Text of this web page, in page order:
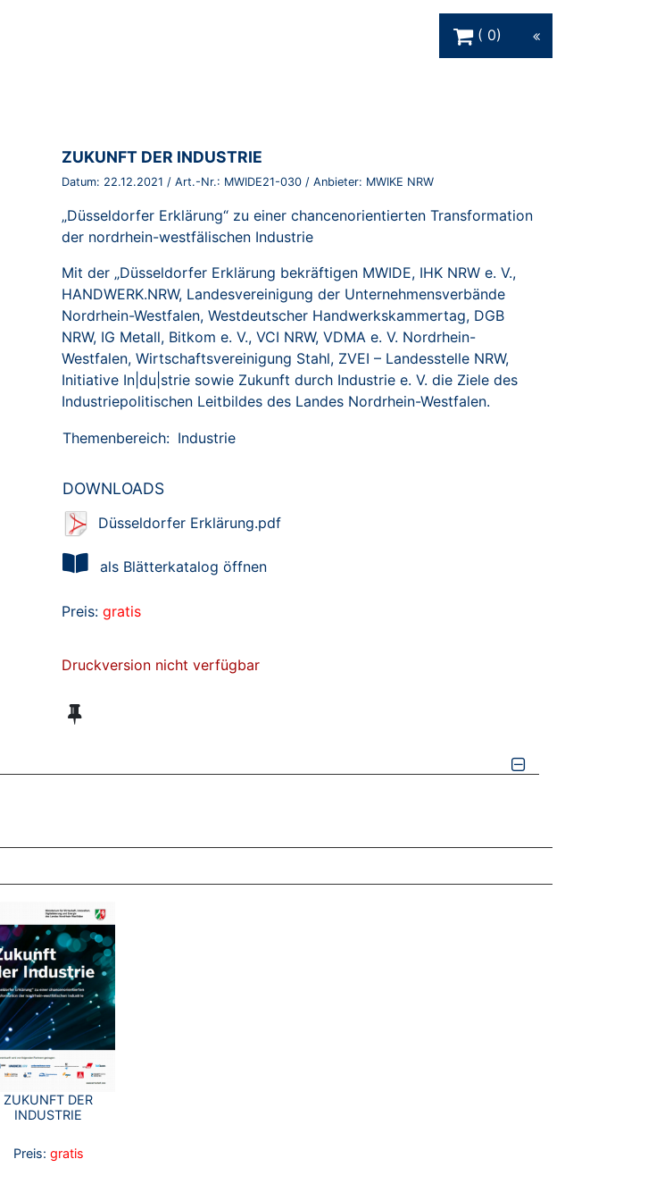
0
BROSCHÜRE:
ZUKUNFT DER INDUSTRIE
Datum: 22.12.2021 / Art.-Nr.: MWIDE21-030 / Anbieter: MWIKE NRW
„Düsseldorfer Erklärung“ zu einer chancenorientierten Transformation
der nordrhein-westfälischen Industrie
Mit der „Düsseldorfer Erklärung bekräftigen MWIDE, IHK NRW e. V.,
HANDWERK.NRW, Landesvereinigung der Unternehmensverbände
Nordrhein-Westfalen, Westdeutscher Handwerkskammertag, DGB
NRW, IG Metall, Bitkom e. V., VCI NRW, VDMA e. V. Nordrhein-
Westfalen, Wirtschaftsvereinigung Stahl, ZVEI – Landesstelle NRW,
Initiative In|du|strie sowie Zukunft durch Industrie e. V. die Ziele des
Industriepolitischen Leitbildes des Landes Nordrhein-Westfalen.
Themenbereich: Industrie
DOWNLOADS
Düsseldorfer Erklärung.pdf
als Blätterkatalog öffnen
Preis: gratis
Druckversion nicht verfügbar
ZUKUNFT DER
INDUSTRIE
Preis: gratis